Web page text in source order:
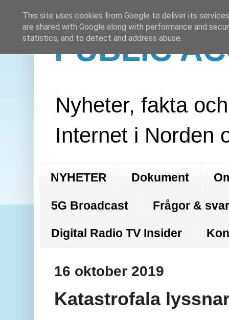
PUBLIC
Nyheter, fakta
Internet i Norden
NYHETER Dokument
5G Broadcast Frågor &
Digital Radio TV Insider
16 oktober 2019
Katastrofala
This site uses cookies from Google to deliver its
are shared with Google along with performance and
statistics, and to detect and address abuse.